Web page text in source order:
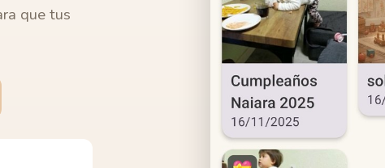
que tus